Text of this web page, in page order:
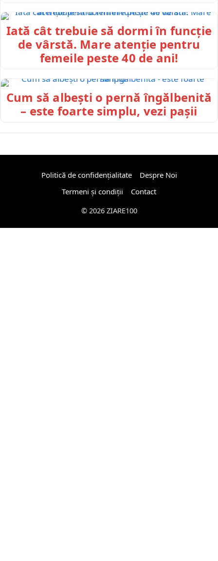
Iată cât trebuie să dormi în funcție
de vârstă. Mare atenție pentru
femeile peste 40 de ani!
Cum să albești o pernă îngălbenită
– este foarte simplu, vezi pașii
Politică de confidențialitate
Despre Noi
Termeni și condiții
Contact
© 2026 ZIARE100